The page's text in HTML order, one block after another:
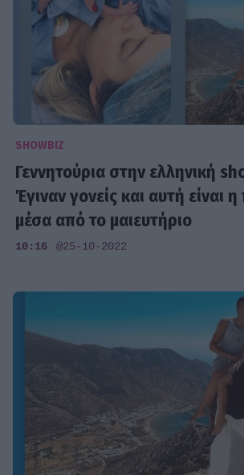
SHOWBIZ
Γεννητούρια στην ελληνική
Έγιναν γονείς και αυτή
μέσα από το μαιευτήριο
10:16 @25-10-2022